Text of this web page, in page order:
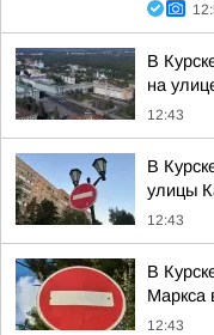
В
на
12:43
В
улицы
12:43
В
Маркса
12:43